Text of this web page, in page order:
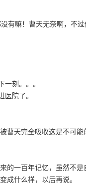
嘛！曹天无奈啊，不过
刻。。。
院了。
曹天完全吸收这是不可
的一百年记忆，虽然不
成什么样，以后再说。